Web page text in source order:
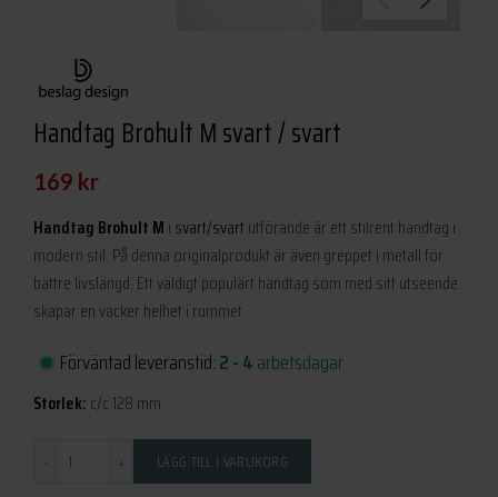
Handtag Brohult M svart / svart
169 kr
Handtag Brohult M i svart/svart utförande är ett stilrent handtag i
modern stil. På denna originalprodukt är även greppet i metall för
bättre livslängd. Ett väldigt populärt handtag som med sitt utseende
skapar en vacker helhet i rummet.
Förväntad leveranstid:2 - 4arbetsdagar
Storlek: c/c 128 mm
LÄGG TILL I VARUKORG